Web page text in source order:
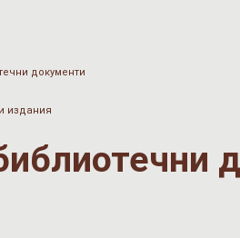
документи
издания